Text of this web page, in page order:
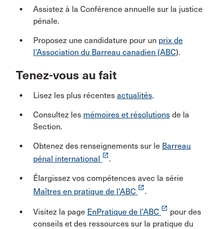
Assistez à la Conférence annuelle sur la justice
pénale.
Proposez une candidature pour un prix de
l’Association du Barreau canadien (ABC).
Tenez-vous au fait
Lisez les plus récentes actualités.
Consultez les mémoires et résolutions de la
Section.
Obtenez des renseignements sur le Barreau
pénal international
launch .
Élargissez vos compétences avec la série
Maîtres en pratique de l’ABC launch .
Visitez la page EnPratique de l’ABC launch pour des
conseils et des ressources sur la pratique du